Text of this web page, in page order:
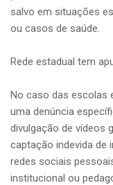
salvo em situações
ou casos de saúde.
Rede estadual tem
No caso das escolas
uma denúncia
divulgação de vídeos
captação indevida de
redes sociais
institucional ou